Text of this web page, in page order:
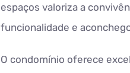
espaços valoriza a
funcionalidade e
O condomínio oferece